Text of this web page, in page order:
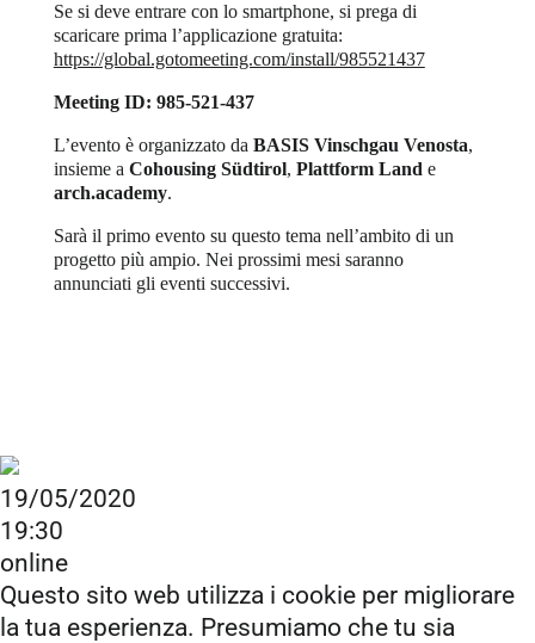
Se si deve entrare con lo smartphone, si prega di
scaricare prima l’applicazione gratuita:
https://global.gotomeeting.com/install/985521437
Meeting ID: 985-521-437
L’evento è organizzato da BASIS Vinschgau Venosta,
insieme a Cohousing Südtirol, Plattform Land e
arch.academy.
Sarà il primo evento su questo tema nell’ambito di un
progetto più ampio. Nei prossimi mesi saranno
annunciati gli eventi successivi.
19/05/2020
19:30
online
Questo sito web utilizza i cookie per migliorare
la tua esperienza. Presumiamo che tu sia